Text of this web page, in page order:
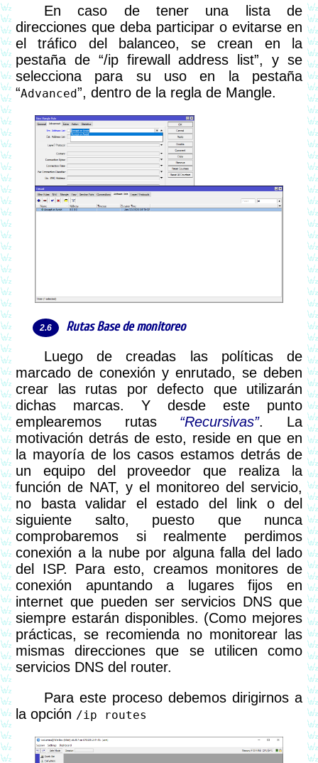
En caso de tener una lista de
direcciones que deba participar o evitarse en
el tráfico del balanceo, se crean en la
pestaña de “/ip firewall address list”, y se
selecciona para su uso en la pestaña
“Advanced”, dentro de la regla de Mangle.
Rutas Base de monitoreo
Luego de creadas las políticas de
marcado de conexión y enrutado, se deben
crear las rutas por defecto que utilizarán
dichas marcas. Y desde este punto
emplearemos rutas
Recursivas . La
motivación detrás de esto, reside en que en
la mayoría de los casos estamos detrás de
un equipo del proveedor que realiza la
función de NAT, y el monitoreo del servicio,
no basta validar el estado del link o del
siguiente salto, puesto que nunca
comprobaremos si realmente perdimos
conexión a la nube por alguna falla del lado
del ISP. Para esto, creamos monitores de
conexión apuntando a lugares fijos en
internet que pueden ser servicios DNS que
siempre estarán disponibles. (Como mejores
prácticas, se recomienda no monitorear las
mismas direcciones que se utilicen como
servicios DNS del router.
Para este proceso debemos dirigirnos a
la opción /ip routes